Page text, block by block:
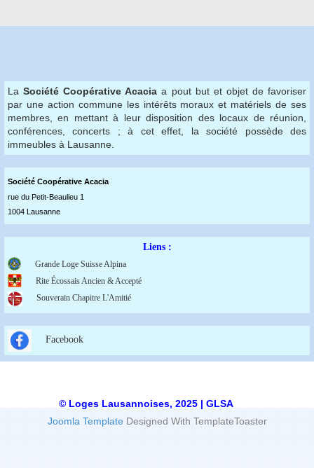
LaSociété Coopérative Acacia a pout but et objet de favoriser
par une action commune les intérêts moraux et matériels de ses
membres, en mettant à leur disposition des locaux de réunion,
conférences, concerts ; à cet effet, la société possède des
immeubles à Lausanne.
Société Coopérative Acacia
rue du Petit-Beaulieu 1
1004 Lausanne
Liens :
Grande Loge Suisse Alpina
Rite Écossais Ancien & Accepté
Souverain Chapitre L'Amitié
Facebook
© Loges Lausannoises, 2025 | GLSA
Joomla Template Designed With TemplateToaster